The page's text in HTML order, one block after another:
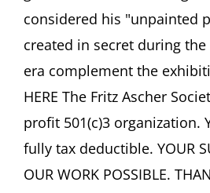
Curator
Götzmann
Haus
Sammlung,
Freiburg
(Germany)
considered his "unpainted
created in secret during
era complement the
HERE The Fritz Ascher
profit 501(c)3 organization.
fully tax deductible. YOUR
OUR WORK POSSIBLE.